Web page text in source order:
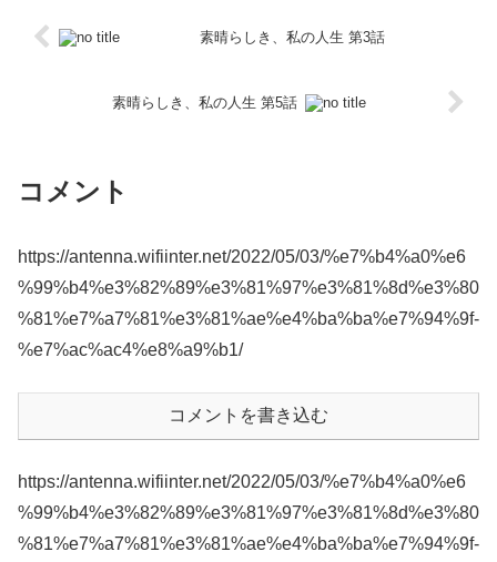
素晴らしき、私の人生 第3話
素晴らしき、私の人生 第5話
コメント
https://antenna.wifiinter.net/2022/05/03/%e7%b4%a0%e6
%99%b4%e3%82%89%e3%81%97%e3%81%8d%e3%80
%81%e7%a7%81%e3%81%ae%e4%ba%ba%e7%94%9f-
%e7%ac%ac4%e8%a9%b1/
コメントを書き込む
https://antenna.wifiinter.net/2022/05/03/%e7%b4%a0%e6
%99%b4%e3%82%89%e3%81%97%e3%81%8d%e3%80
%81%e7%a7%81%e3%81%ae%e4%ba%ba%e7%94%9f-